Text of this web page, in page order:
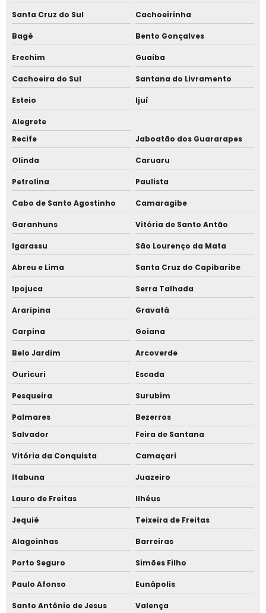
Tenda piramidal aluguel
Tenda piramidal com calha
Tenda piramidal com fechamento lateral
Tenda piramidal cristal preço
Tenda piramidal cristal valor
Tenda piramidal para comprar
Tenda piramidal para venda
Tenda piramidal preço
Tenda piramidal valor
Tenda sanfonada 2 metros
Tenda sanfonada 2x2 menor preço
Tenda sanfonada 3 por 3
Tenda sanfonada 3x3 menor preço
Tenda sanfonada 4x4 com fechamento
Tenda sanfonada 6 por 3
Tenda sanfonada com parede
Tenda sanfonada com saia
Tenda sanfonada de 4x4
Tenda sanfonada preço
Tendas piramidal 5x5 a venda
Venda de galpão de lona
Venda de tenda sanfonada
Santa Cruz do Sul Cachoeirinha
Bagé Bento Gonçalves
Erechim Guaíba
Cachoeira do Sul Santana do Livramento
Esteio Ijuí
Alegrete
Recife
Jaboatão dos Guararapes
Olinda Caruaru
Petrolina Paulista
Cabo de Santo Agostinho Camaragibe
Garanhuns Vitória de Santo Antão
Igarassu São Lourenço da Mata
Abreu e Lima Santa Cruz do Capibaribe
Ipojuca Serra Talhada
Araripina Gravatá
Carpina Goiana
Belo Jardim Arcoverde
Ouricuri Escada
Pesqueira Surubim
Palmares
Bezerros
Salvador
Feira de Santana
Vitória da Conquista Camaçari
Itabuna Juazeiro
Lauro de Freitas Ilhéus
Jequié Teixeira de Freitas
Alagoinhas Barreiras
Porto Seguro Simões Filho
Paulo Afonso Eunápolis
Santo Antônio de Jesus Valença